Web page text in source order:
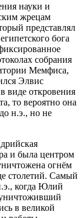
науки и
жрецам
представлял
бога
собрания
Мемфиса,
Элвис
виде откровения
то вероятно она
н.э., но не
и была центром
огнём
столетий. Самый
когда Юлий
в великой